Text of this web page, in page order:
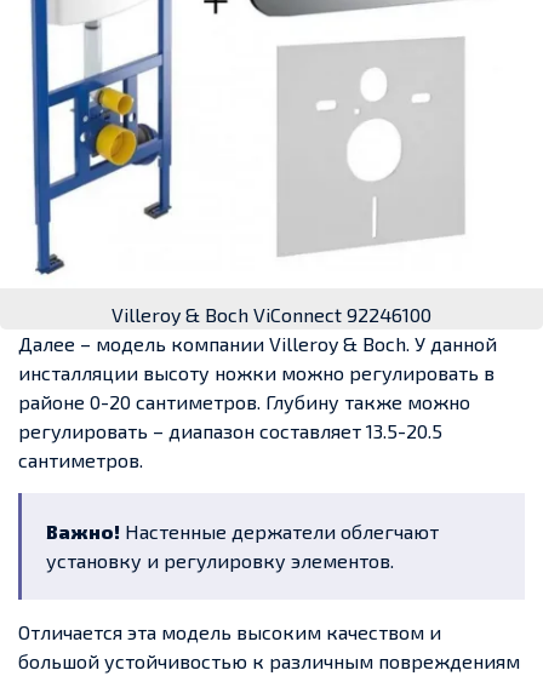
Villeroy & Boch ViConnect 92246100
Далее – модель компании Villeroy & Boch. У данной
инсталляции высоту ножки можно регулировать в
районе 0-20 сантиметров. Глубину также можно
регулировать – диапазон составляет 13.5-20.5
сантиметров.
Важно! Настенные держатели облегчают
установку и регулировку элементов.
Отличается эта модель высоким качеством и
большой устойчивостью к различным повреждениям